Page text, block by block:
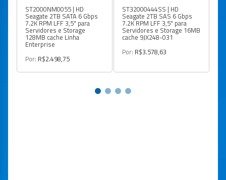
ST2000NM0055 | HD
Seagate 2TB SATA 6 Gbps
7.2K RPM LFF 3,5" para
Servidores e Storage
128MB cache Linha
Enterprise
Por: R$2.498,75
ST32000444SS | HD
Seagate 2TB SAS 6 Gbps
7.2K RPM LFF 3,5" para
Servidores e Storage 16MB
cache 9JX248-031
Por: R$3.578,63